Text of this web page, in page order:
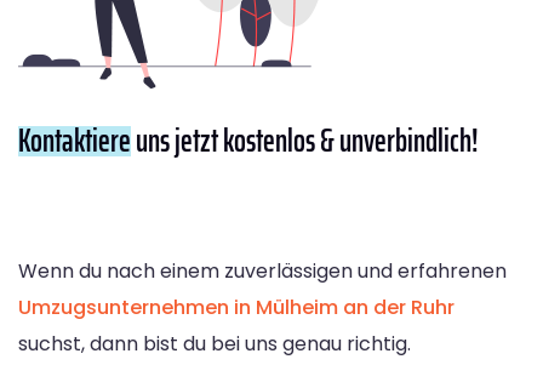
Kontaktiereuns jetzt kostenlos & unverbindlich!
Wenn du nach einem zuverlässigen und erfahrenen
Umzugsunternehmen in Mülheim an der Ruhr
suchst, dann bist du bei uns genau richtig.